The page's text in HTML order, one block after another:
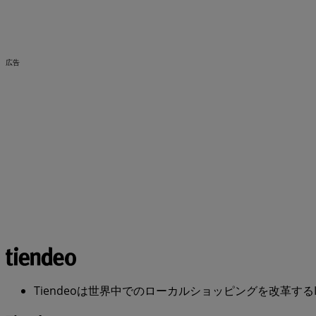
広告
Tiendeoは世界中でのローカルショッピングを改革する